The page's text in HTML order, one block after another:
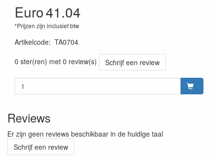
Euro41.04
*Prijzen zijn inclusief btw
Artikelcode: TA0704
0 ster(ren) met 0 review(s)
Schrijf een review
Reviews
Er zijn geen reviews beschikbaar in de huidige taal
Schrijf een review